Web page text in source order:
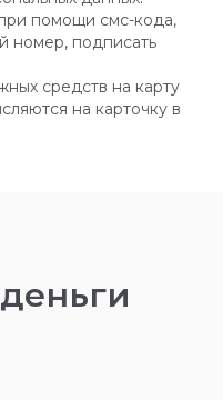
помощи смс-кода,
номер, подписать
средств на карту
на карточку в